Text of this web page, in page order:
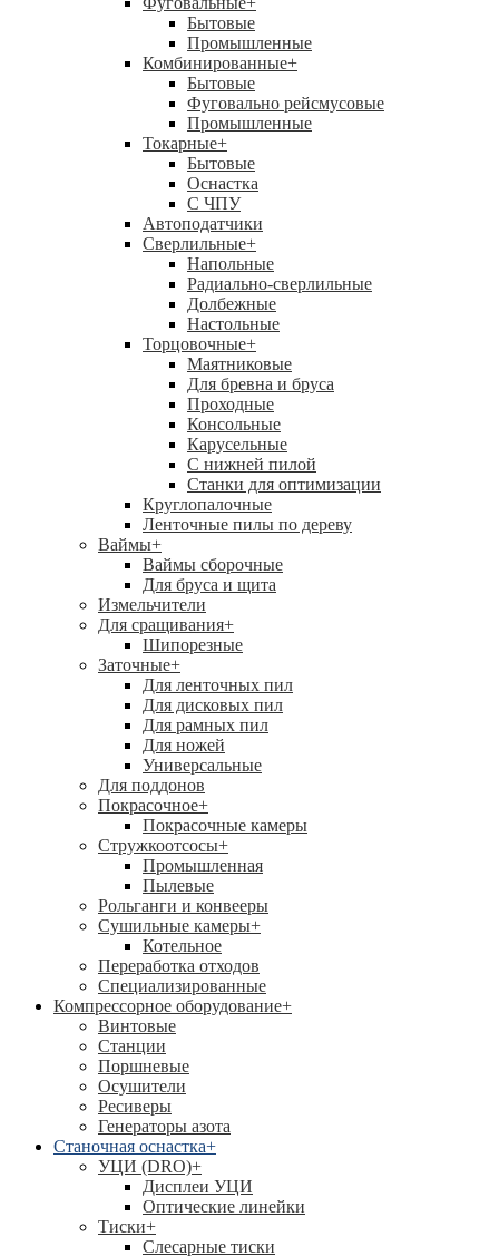
Бытовые
Промышленные
Комбинированные+
Бытовые
Фуговально рейсмусовые
Промышленные
Токарные+
Бытовые
Оснастка
С ЧПУ
Автоподатчики
Сверлильные+
Напольные
Радиально-сверлильные
Долбежные
Настольные
Торцовочные+
Маятниковые
Для бревна и бруса
Проходные
Консольные
Карусельные
С нижней пилой
Станки для оптимизации
Круглопалочные
Ленточные пилы по дереву
Ваймы+
Ваймы сборочные
Для бруса и щита
Измельчители
Для сращивания+
Шипорезные
Заточные+
Для ленточных пил
Для дисковых пил
Для рамных пил
Для ножей
Универсальные
Для поддонов
Покрасочное+
Покрасочные камеры
Стружкоотсосы+
Промышленная
Пылевые
Рольганги и конвееры
Сушильные камеры+
Котельное
Переработка отходов
Специализированные
Компрессорное оборудование+
Винтовые
Станции
Поршневые
Осушители
Ресиверы
Генераторы азота
Станочная оснастка+
УЦИ (DRO)+
Дисплеи УЦИ
Оптические линейки
Тиски+
Слесарные тиски